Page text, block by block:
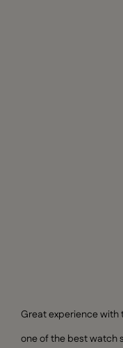
Great experience with
one of the best watch